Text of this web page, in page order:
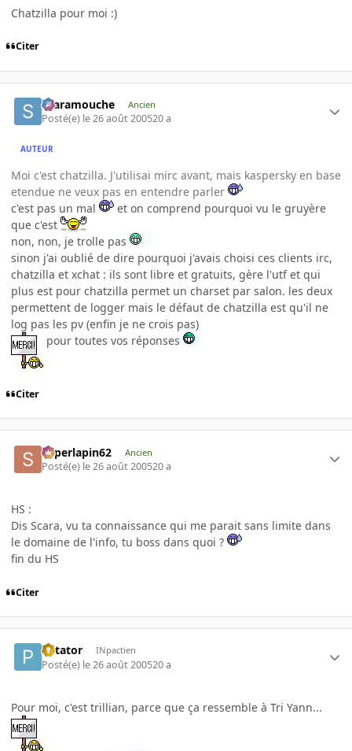
Chatzilla pour moi :)
Citer
Scaramouche Ancien
Posté(e) le 26 août 200520 a
AUTEUR
Moi c'est chatzilla. J'utilisai mirc avant, mais kaspersky en base
etendue ne veux pas en entendre parler
c'est pas un mal
et on comprend pourquoi vu le gruyère
que c'est
non, non, je trolle pas
sinon j'ai oublié de dire pourquoi j'avais choisi ces clients irc,
chatzilla et xchat : ils sont libre et gratuits, gère l'utf et qui
plus est pour chatzilla permet un charset par salon. les deux
permettent de logger mais le défaut de chatzilla est qu'il ne
log pas les pv (enfin je ne crois pas)
pour toutes vos réponses
Citer
superlapin62 Ancien
Posté(e) le 26 août 200520 a
HS :
Dis Scara, vu ta connaissance qui me parait sans limite dans
le domaine de l'info, tu boss dans quoi ?
fin du HS
Citer
Patator INpactien
Posté(e) le 26 août 200520 a
Pour moi, c'est trillian, parce que ça ressemble à Tri Yann...